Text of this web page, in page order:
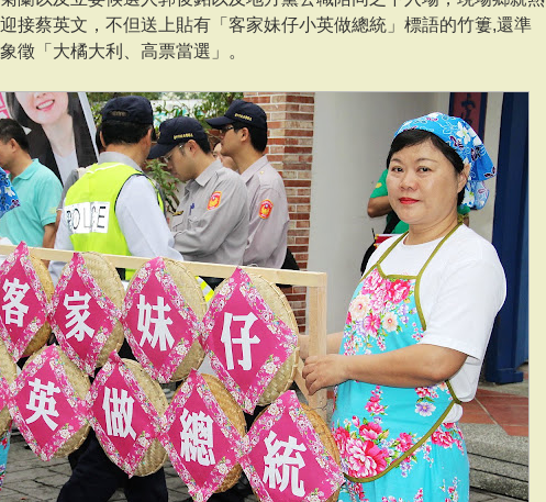
接蔡英文，不但送上貼有「客家妹仔小英做總統」標語的竹簍,還準
徵「大橘大利、高票當選」。